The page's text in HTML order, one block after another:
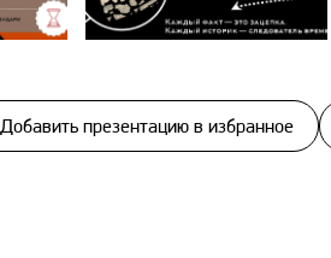
Добавить презентацию в избранное